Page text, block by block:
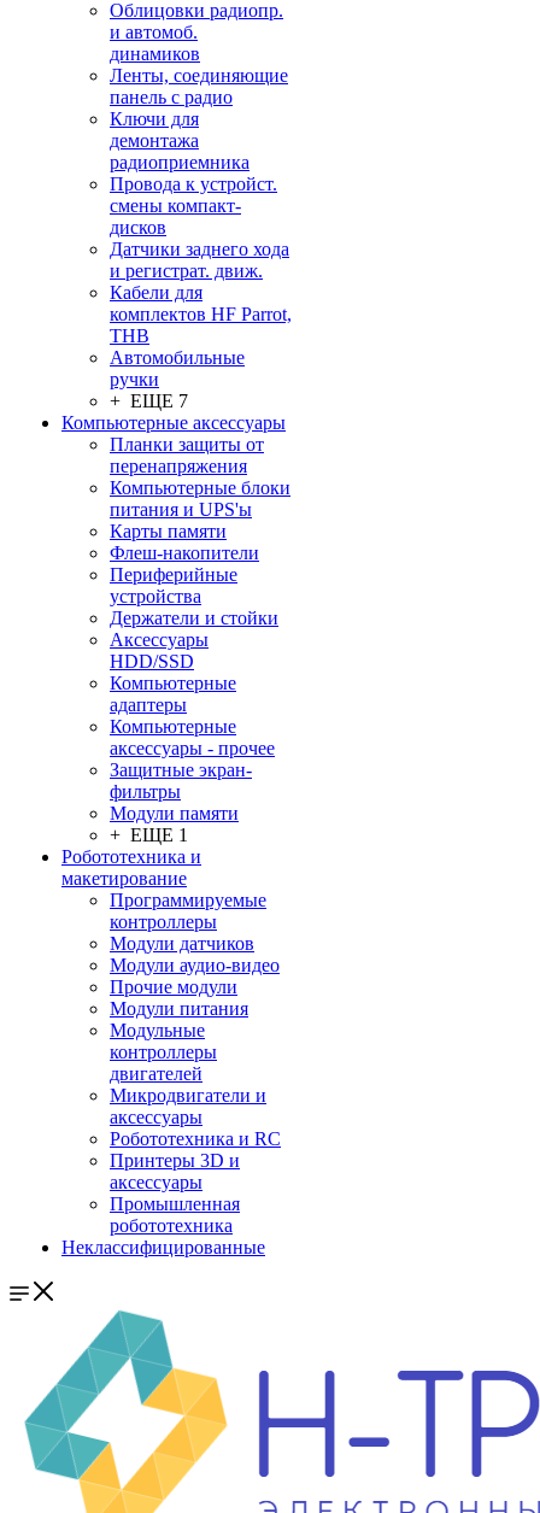
Облицовки радиопр.
и автомоб.
динамиков
Ленты, соединяющие
панель с радио
Ключи для
демонтажа
радиоприемника
Провода к устройст.
смены компакт-
дисков
Датчики заднего хода
и регистрат. движ.
Кабели для
комплектов HF Parrot,
THB
Автомобильные
ручки
+ ЕЩЕ 7
Компьютерные аксессуары
Планки защиты от
перенапряжения
Компьютерные блоки
питания и UPS'ы
Карты памяти
Флеш-накопители
Периферийные
устройства
Держатели и стойки
Аксессуары
HDD/SSD
Компьютерные
адаптеры
Компьютерные
аксессуары - прочее
Защитные экран-
фильтры
Модули памяти
+ ЕЩЕ 1
Робототехника и
макетирование
Программируемые
контроллеры
Модули датчиков
Модули аудио-видео
Прочие модули
Модули питания
Модульные
контроллеры
двигателей
Микродвигатели и
аксессуары
Робототехника и RC
Принтеры 3D и
аксессуары
Промышленная
робототехника
Неклассифицированные